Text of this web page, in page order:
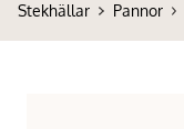
Stekhällar Pannor